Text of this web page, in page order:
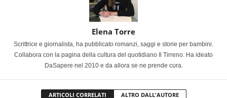
Elena Torre
Scrittrice e giornalista, ha pubblicato romanzi, saggi e storie per bambini.
Collabora con la pagina della cultura del quotidiano Il Tirreno. Ha ideato
DaSapere nel 2010 e da allora se ne prende cura.
ARTICOLI CORRELATI ALTRO DALL'AUTORE